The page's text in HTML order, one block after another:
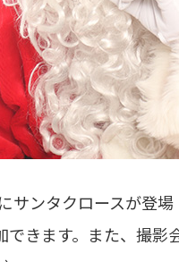
サンタクロースが登
できます。また、撮